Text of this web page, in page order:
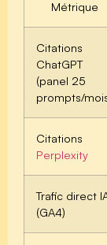
Métrique
Citations
ChatGPT
(panel 25
prompts/
Citations
Perplexity
Trafic direct
(GA4)